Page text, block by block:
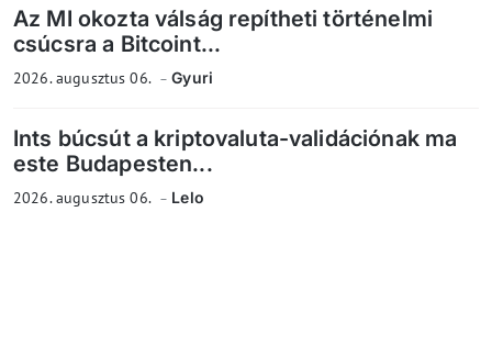
Az MI okozta válság repítheti történelmi
csúcsra a Bitcoint...
2026. augusztus 06. Gyuri
Ints búcsút a kriptovaluta-validációnak ma
este Budapesten...
2026. augusztus 06. Lelo